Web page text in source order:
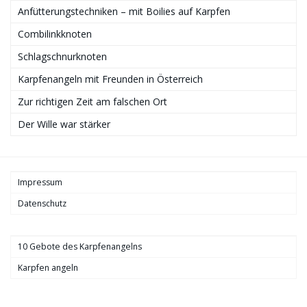
Anfütterungstechniken – mit Boilies auf Karpfen
Combilinkknoten
Schlagschnurknoten
Karpfenangeln mit Freunden in Österreich
Zur richtigen Zeit am falschen Ort
Der Wille war stärker
Impressum
Datenschutz
10 Gebote des Karpfenangelns
Karpfen angeln